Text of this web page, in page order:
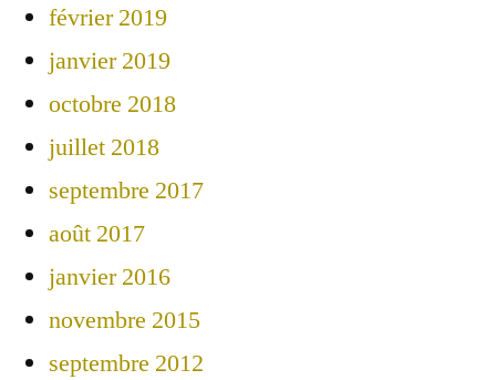
février 2019
janvier 2019
octobre 2018
juillet 2018
septembre 2017
août 2017
janvier 2016
novembre 2015
septembre 2012